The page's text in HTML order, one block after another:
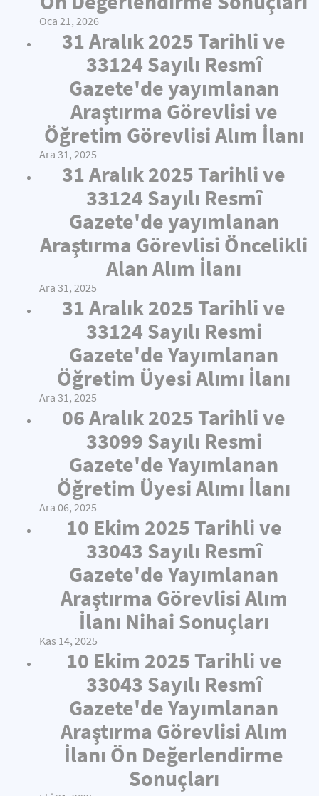
Oca 21, 2026
31 Aralık 2025 Tarihli ve
33124 Sayılı Resmî
Gazete'de yayımlanan
Araştırma Görevlisi ve
Öğretim Görevlisi Alım İlanı
Ara 31, 2025
31 Aralık 2025 Tarihli ve
33124 Sayılı Resmî
Gazete'de yayımlanan
Araştırma Görevlisi Öncelikli
Alan Alım İlanı
Ara 31, 2025
31 Aralık 2025 Tarihli ve
33124 Sayılı Resmi
Gazete'de Yayımlanan
Öğretim Üyesi Alımı İlanı
Ara 31, 2025
06 Aralık 2025 Tarihli ve
33099 Sayılı Resmi
Gazete'de Yayımlanan
Öğretim Üyesi Alımı İlanı
Ara 06, 2025
10 Ekim 2025 Tarihli ve
33043 Sayılı Resmî
Gazete'de Yayımlanan
Araştırma Görevlisi Alım
İlanı Nihai Sonuçları
Kas 14, 2025
10 Ekim 2025 Tarihli ve
33043 Sayılı Resmî
Gazete'de Yayımlanan
Araştırma Görevlisi Alım
İlanı Ön Değerlendirme
Sonuçları